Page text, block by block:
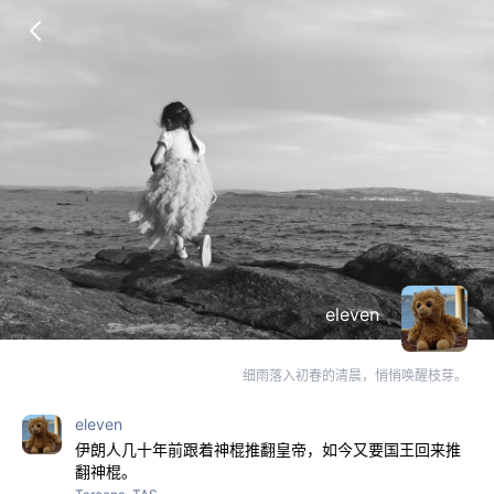
eleven
细雨落入初春的清晨，悄悄唤醒枝芽。
eleven
伊朗人几十年前跟着神棍推翻皇帝，如今又要国王回来推
翻神棍。